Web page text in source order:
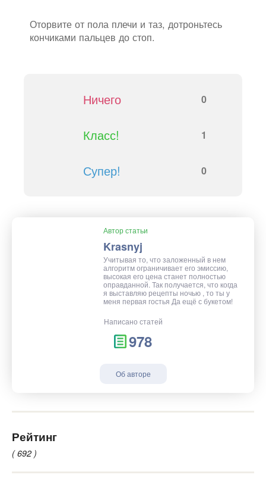
Оторвите от пола плечи и таз, дотроньтесь
кончиками пальцев до стоп.
Ничего 0
Класс! 1
Супер! 0
Автор статьи
Krasnyj
Учитывая то, что заложенный в нем
алгоритм ограничивает его эмиссию,
высокая его цена станет полностью
оправданной. Так получается, что когда
я выставляю рецепты ночью , то ты у
меня первая гостья Да ещё с букетом!
Написано статей
978
Об авторе
Рейтинг
( 692 )